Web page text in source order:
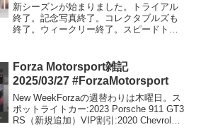
新シーズンが始まりました。トライアル
終了。記念写真終了。コレクタブルズも
終了。ウィークリー終了。スピードトラ
EventLab終了。PRスタント終了。...
Forza Motorsport雑記
2025/03/27 #ForzaMotorsport
New WeekForzaの週替わりは木曜日。ス
ポットライトカー:2023 Porsche 911 GT3
RS（新規追加）VIP割引:2020 Chevrolet